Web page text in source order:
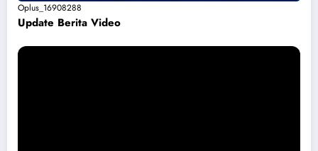
Oplus_16908288
Update Berita Video